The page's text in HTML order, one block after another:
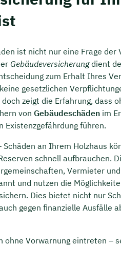
ist nicht nur eine Frage der
Gebäudeversicherungdient
zum Erhalt Ihres
keine gesetzlichen
zeigt die Erfahrung, dass
von Gebäudeschäden im
Existenzgefährdung führen.
an Ihrem Holzhaus
schnell aufbrauchen.
Vermieter und
und nutzen die
Dies bietet nicht nur
gegen finanzielle Ausfälle
ohne Vorwarnung eintreten –